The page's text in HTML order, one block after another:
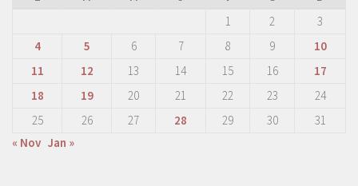
1
2
3
4
5 6 7 8 9
10
11
12 13 14 15 16
17
18
19 20 21 22 23
24
25
26 27 28 29 30
31
« Nov Jan »